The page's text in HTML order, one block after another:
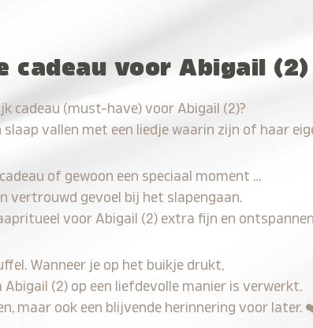
cadeau voor Abigail (2)
cadeau (must-have) voor Abigail (2)?
vallen met een liedje waarin zijn of haar
of gewoon een speciaal moment …
vertrouwd gevoel bij het slapengaan.
voor Abigail (2) extra fijn en
Wanneer je op het buikje drukt,
(2) op een liefdevolle manier is verwerkt.
maar ook een blijvende herinnering voor later.